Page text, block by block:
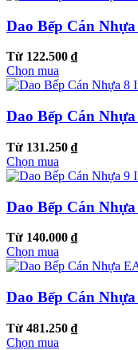
Dao Bếp Cán
Từ 122.500 ₫
Chọn mua
Dao Bếp Cán
Từ 131.250 ₫
Chọn mua
Dao Bếp Cán
Từ 140.000 ₫
Chọn mua
Dao Bếp Cán
Từ 481.250 ₫
Chọn mua